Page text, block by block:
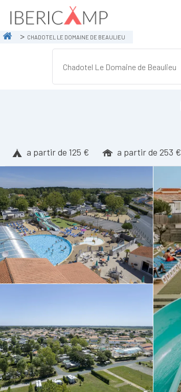
CHADOTEL LE DOMAINE DE BEAULIEU
a partir de 125 € a partir de 253 €